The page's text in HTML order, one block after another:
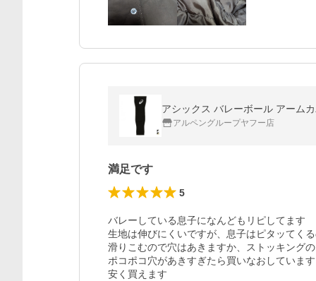
アシックス バレーボール アーム
アルペングループヤフー店
満足です
5
バレーしている息子になんどもリピしてます
生地は伸びにくいですが、息子はピタッてく
滑りこむので穴はあきますか、ストッキング
ポコポコ穴があきすぎたら買いなおしていま
安く買えます